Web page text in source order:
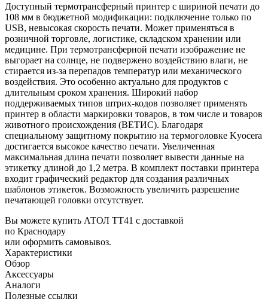
Доступный термотрансферный принтер с шириной печати до
108 мм в бюджетной модификации: подключение только по
USB, невысокая скорость печати. Может применяться в
розничной торговле, логистике, складском хранении или
медицине. При термотрансферной печати изображение не
выгорает на солнце, не подвержено воздействию влаги, не
стирается из-за перепадов температур или механического
воздействия. Это особенно актуально для продуктов с
длительным сроком хранения. Широкий набор
поддерживаемых типов штрих-кодов позволяет применять
принтер в области маркировки товаров, в том числе и товаров
животного происхождения (ВЕТИС). Благодаря
специальному защитному покрытию на термоголовке Kyocera
достигается высокое качество печати. Увеличенная
максимальная длина печати позволяет вывести данные на
этикетку длиной до 1,2 метра. В комплект поставки принтера
входит графический редактор для создания различных
шаблонов этикеток. Возможность увеличить разрешение
печатающей головки отсутствует.
Вы можете купить АТОЛ ТТ41 с доставкой
по Краснодару
или оформить самовывоз.
Характеристики
Обзор
Аксессуары
Аналоги
Полезные ссылки